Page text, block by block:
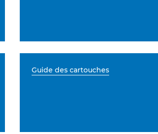
Guide des cartouches